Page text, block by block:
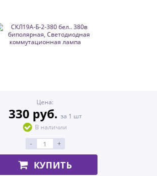
Цена:
330 руб. за 1 шт
В наличии
-
+
КУПИТЬ